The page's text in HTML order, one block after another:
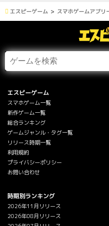
エスピーゲーム スマホゲームアプリ
エスピーゲーム
スマホゲーム一覧
新作ゲーム一覧
総合ランキング
ゲームジャンル・タグ一覧
リリース時期一覧
利用規約
プライバシーポリシー
お問い合わせ
時期別ランキング
2026年11月リリース
2026年08月リリース